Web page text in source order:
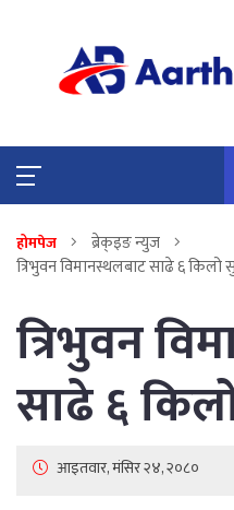
होमपेज
ब्रेक्इङ न्युज
त्रिभुवन विमानस्थलबाट साढे ६ किलो
त्रिभुवन
साढे ६
आइतवार, मंसिर २४, २०८०